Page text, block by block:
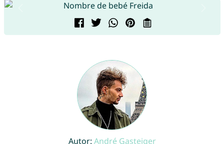
Autor: André Gasteiger